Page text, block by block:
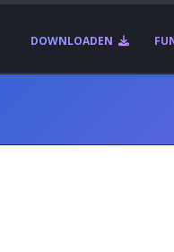
DOWNLOADEN